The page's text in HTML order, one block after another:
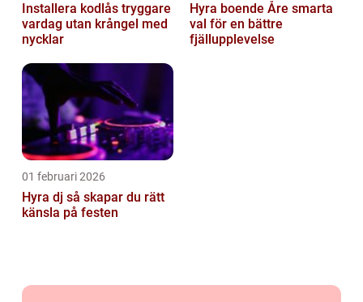
Installera kodlås tryggare
vardag utan krångel med
nycklar
Hyra boende Åre smarta
val för en bättre
fjällupplevelse
01 februari 2026
Hyra dj så skapar du rätt
känsla på festen